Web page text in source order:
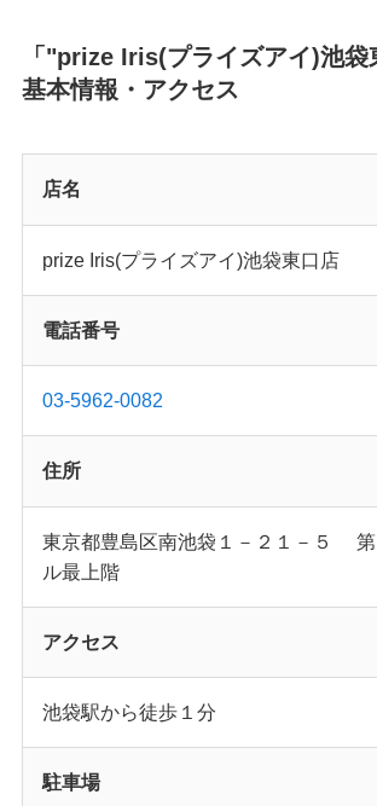
「"prize Iris(プライズアイ)池
基本情報・アクセス
店名
prize Iris(プライズアイ)池袋東口店
電話番号
03-5962-0082
住所
東京都豊島区南池袋１－２１－５ 第
ル最上階
アクセス
池袋駅から徒歩１分
駐車場